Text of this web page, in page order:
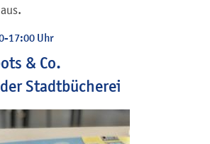
aus.
17:00 Uhr
& Co.
Stadtbücherei